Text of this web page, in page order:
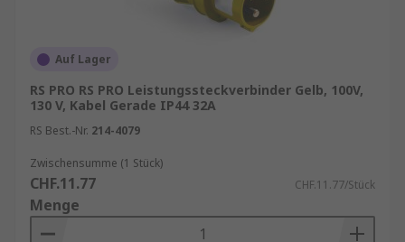
Auf Lager
RS PRO RS PRO Leistungssteckverbinder Gelb, 100V,
130 V, Kabel Gerade IP44 32A
RS Best.-Nr. 214-4079
Zwischensumme (1 Stück)
CHF.11.77 CHF.11.77/Stück
Menge